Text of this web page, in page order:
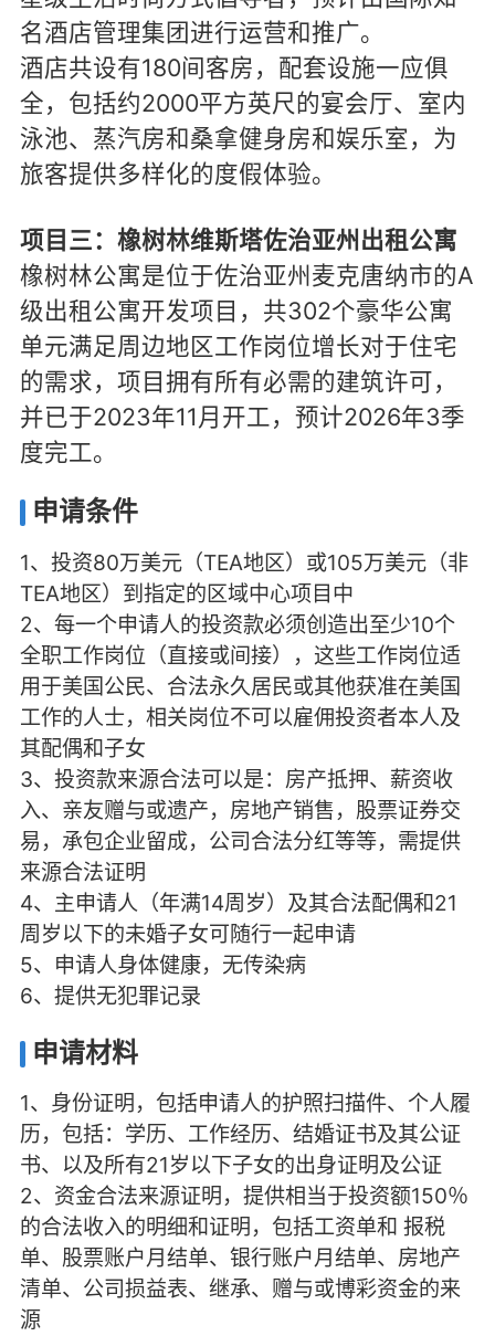
名酒店管理集团进行运营和推广。
酒店共设有180间客房，配套设施一应俱
全，包括约2000平方英尺的宴会厅、室内
泳池、蒸汽房和桑拿健身房和娱乐室，为
旅客提供多样化的度假体验。
项目三：橡树林维斯塔佐治亚州出租公寓
橡树林公寓是位于佐治亚州麦克唐纳市的A
级出租公寓开发项目，共302个豪华公寓
单元满足周边地区工作岗位增长对于住宅
的需求，项目拥有所有必需的建筑许可，
并已于2023年11月开工，预计2026年3季
度完工。
申请条件
1、投资80万美元（TEA地区）或105万美元（非
TEA地区）到指定的区域中心项目中
2、每一个申请人的投资款必须创造出至少10个
全职工作岗位（直接或间接），这些工作岗位适
用于美国公民、合法永久居民或其他获准在美国
工作的人士，相关岗位不可以雇佣投资者本人及
其配偶和子女
3、投资款来源合法可以是：房产抵押、薪资收
入、亲友赠与或遗产，房地产销售，股票证券交
易，承包企业留成，公司合法分红等等，需提供
来源合法证明
4、主申请人（年满14周岁）及其合法配偶和21
周岁以下的未婚子女可随行一起申请
5、申请人身体健康，无传染病
6、提供无犯罪记录
申请材料
1、身份证明，包括申请人的护照扫描件、个人履
历，包括：学历、工作经历、结婚证书及其公证
书、以及所有21岁以下子女的出身证明及公证
2、资金合法来源证明，提供相当于投资额150％
的合法收入的明细和证明，包括工资单和 报税
单、股票账户月结单、银行账户月结单、房地产
清单、公司损益表、继承、赠与或博彩资金的来
源